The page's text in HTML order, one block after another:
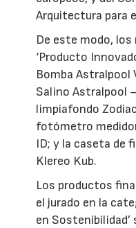
Arquitectura para
De este modo,
‘Producto
Bomba Astralpool
Salino Astralpool
limpiafondo
fotómetro
ID; y la caseta de
Klereo Kub.
Los productos
el jurado en la
en Sostenibilidad’